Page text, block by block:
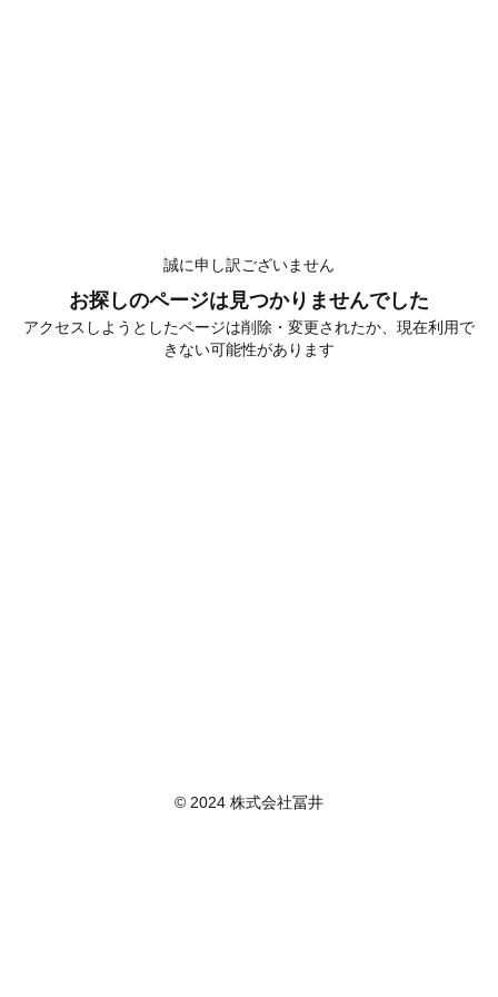
誠に申し訳ございません
お探しのページは見つかりませんでした
アクセスしようとしたページは削除・変更されたか、現在利用で
きない可能性があります
© 2024 株式会社冨井